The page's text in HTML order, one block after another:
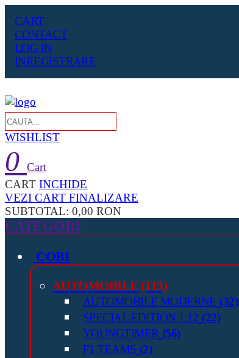
CART
CONTACT
LOG IN
INREGISTRARE
WISHLIST
0 Cart
CART INCHIDE
VEZI CART FINALIZARE
SUBTOTAL: 0,00 RON
CATEGORI
COBI
AUTOMOBILE (113)
AUTOMOBILE MODERNE (32)
SPECIAL EDITION 1:12 (22)
YOUNGTIMER (56)
F1 TEAMS (2)